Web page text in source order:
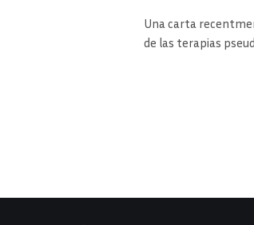
Una carta
de las terapias